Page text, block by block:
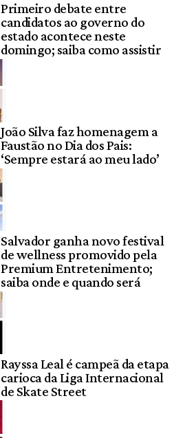
Primeiro debate entre
candidatos ao governo do
estado acontece neste
domingo; saiba como assistir
João Silva faz homenagem a
Faustão no Dia dos Pais:
‘Sempre estará ao meu lado’
Salvador ganha novo festival
de wellness promovido pela
Premium Entretenimento;
saiba onde e quando será
Rayssa Leal é campeã da etapa
carioca da Liga Internacional
de Skate Street